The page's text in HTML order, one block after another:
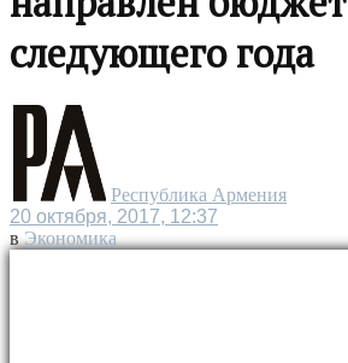
следующего года
Республика Армения
20 октября, 2017, 12:37
в Экономика